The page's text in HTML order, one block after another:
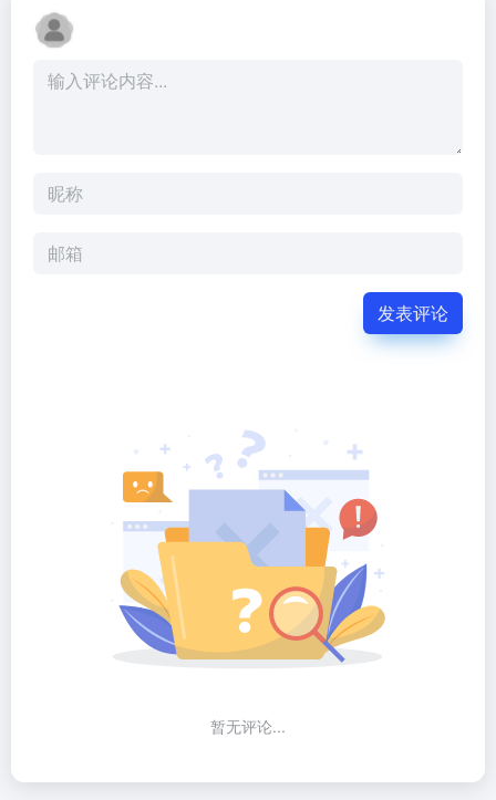
发表评论
暂无评论...